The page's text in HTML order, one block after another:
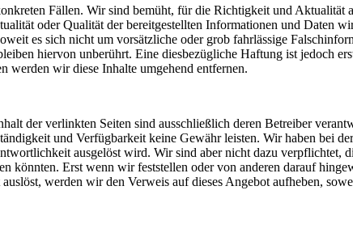
Fällen. Wir sind bemüht, für die Richtigkeit und Aktualität
oder Qualität der bereitgestellten Informationen und Daten
es sich nicht um vorsätzliche oder grob fahrlässige
hiervon unberührt. Eine diesbezügliche Haftung ist jedoch
werden wir diese Inhalte umgehend entfernen.
der verlinkten Seiten sind ausschließlich deren Betreiber
und Verfügbarkeit keine Gewähr leisten. Wir haben bei
ausgelöst wird. Wir sind aber nicht dazu verpflichtet,
könnten. Erst wenn wir feststellen oder von anderen darauf
werden wir den Verweis auf dieses Angebot aufheben,